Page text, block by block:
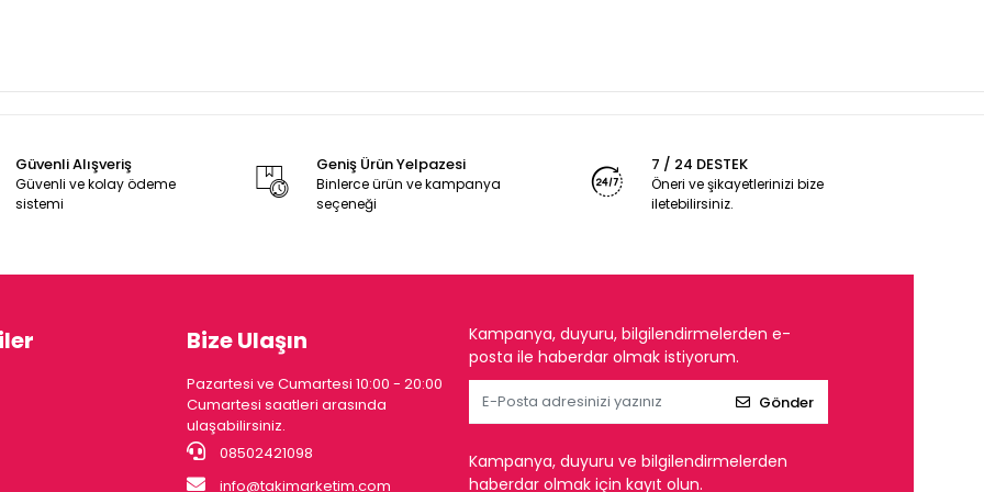
Güvenli Alışveriş
Güvenli ve kolay ödeme
sistemi
Geniş Ürün Yelpazesi
Binlerce ürün ve kampanya
seçeneği
7 / 24 DESTEK
Öneri ve şikayetlerinizi bize
iletebilirsiniz.
Bize Ulaşın
Pazartesi ve Cumartesi 10:00 - 20:00
Cumartesi saatleri arasında
ulaşabilirsiniz.
08502421098
info@takimarketim.com
Kampanya, duyuru, bilgilendirmelerden e-
posta ile haberdar olmak istiyorum.
Gönder
Kampanya, duyuru ve bilgilendirmelerden
haberdar olmak için kayıt olun.